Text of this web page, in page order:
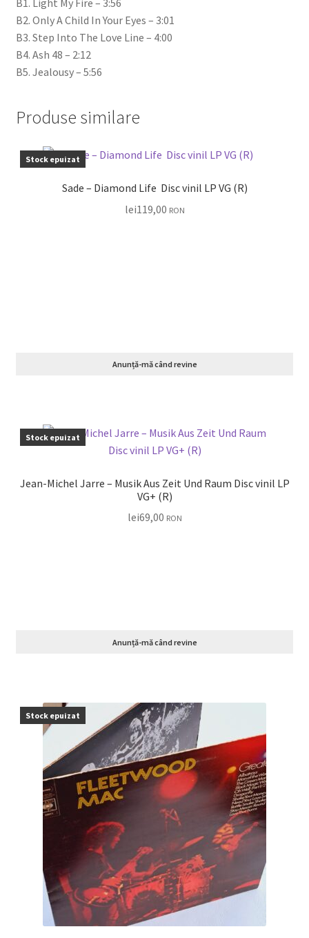
B2. Only A Child In Your Eyes – 3:01
B3. Step Into The Love Line – 4:00
B4. Ash 48 – 2:12
B5. Jealousy – 5:56
Produse similare
Stock epuizat
Sade – Diamond Life Disc vinil LP VG (R)
lei119,00 RON
Anunță-mă când revine
Stock epuizat
Jean-Michel Jarre – Musik Aus Zeit Und Raum Disc vinil LP
VG+ (R)
lei69,00 RON
Anunță-mă când revine
Stock epuizat